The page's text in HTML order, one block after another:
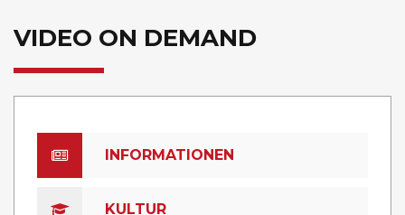
VIDEO ON DEMAND
INFORMATIONEN
KULTUR